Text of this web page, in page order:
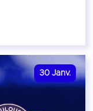
30 Janv.